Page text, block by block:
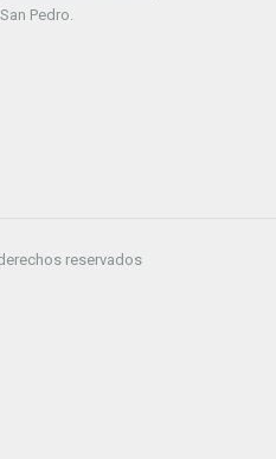
Pedro.
reservados